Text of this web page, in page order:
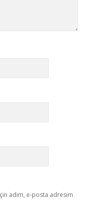
adım, e-posta adresim